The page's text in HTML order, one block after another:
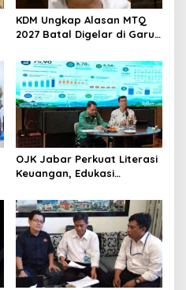
KDM Ungkap Alasan MTQ
2027 Batal Digelar di Garut,
OJK Jabar Perkuat Literasi
Keuangan, Edukasi
Pertumbuhan Ekonomi